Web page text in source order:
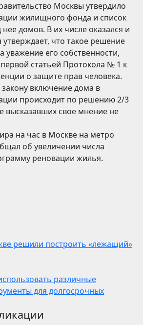
Москвы утвердило
жилищного фонда и список
домов. В их числе оказался и
что такое решение
уважение его собственности,
статьей Протокола № 1 к
о защите прав человека.
включение дома в
происходит по решению 2/3
высказавших свое мнение не
на час в Москве на метро
об увеличении числа
реновации жилья.
решили построить «лежащий»
различные
для долгосрочных